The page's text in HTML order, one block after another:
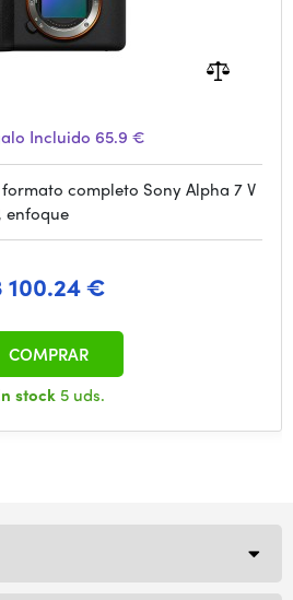
Incluido 65.9 €
completo Sony Alpha 7 V
enfoque
100.24 €
stock 5 uds.
COMPRAR